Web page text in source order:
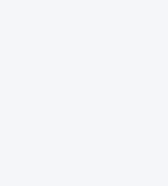
必要事項を入力
庫内デバ
デバイスの
庫内デバ